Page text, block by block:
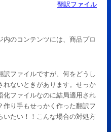
翻訳ファイル
内のコンテンツには、商品プロ
ファイルですが、何をどうし
れないときがあります。せっか
化ファイルなのに結局適用され
作り手もせっかく作った翻訳フ
いたい！！こんな場合の対処方